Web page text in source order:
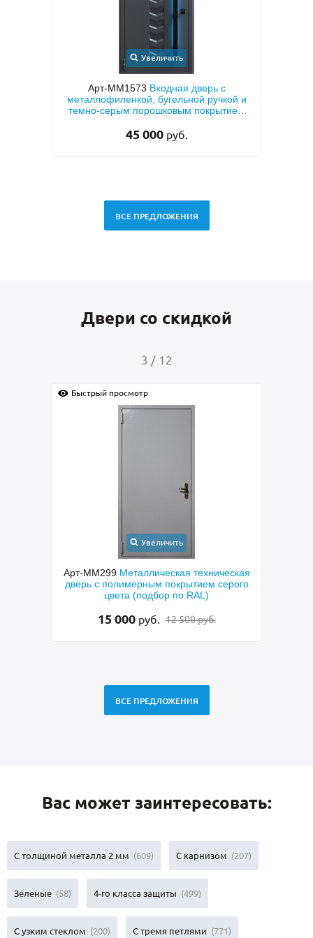
Увеличить
Арт-ММ1573Входная дверь с
металлофиленкой, бугельной ручкой и
темно-серым порошковым покрытием
45 000руб.
ВСЕ ПРЕДЛОЖЕНИЯ
Двери со скидкой
4 / 12
Быстрый просмотр
Увеличить
Арт-ММ299Металлическая техническая
дверь с полимерным покрытием серого
цвета (подбор по RAL)
15 000руб. 12 500 руб.
ВСЕ ПРЕДЛОЖЕНИЯ
Вас может заинтересовать:
С толщиной металла 2 мм (609) С карнизом (207)
Зеленые (58) 4-го класса защиты (499)
С узким стеклом (200) С тремя петлями (771)